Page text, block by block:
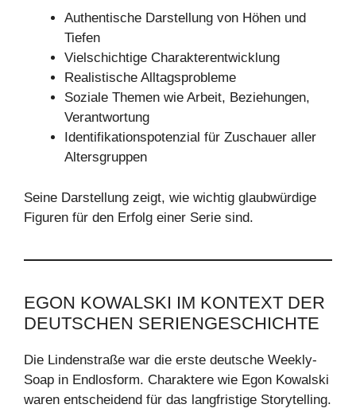
Authentische Darstellung von Höhen und
Tiefen
Vielschichtige Charakterentwicklung
Realistische Alltagsprobleme
Soziale Themen wie Arbeit, Beziehungen,
Verantwortung
Identifikationspotenzial für Zuschauer aller
Altersgruppen
Seine Darstellung zeigt, wie wichtig glaubwürdige
Figuren für den Erfolg einer Serie sind.
EGON KOWALSKI IM KONTEXT DER
DEUTSCHEN SERIENGESCHICHTE
Die Lindenstraße war die erste deutsche Weekly-
Soap in Endlosform. Charaktere wie Egon Kowalski
waren entscheidend für das langfristige Storytelling.